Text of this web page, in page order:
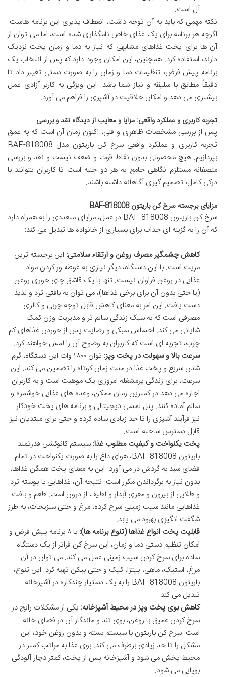
آل است.
نکته مهمی که باید به آن توجه داشت، انعطاف پذیری این برنامه هاست.
اگرچه هر برنامه برای یک غذای خاص نامگذاری شده است، اما می توان از
آن ها برای پخت غذاهای مشابهی که نیاز به دما و زمان پخت نزدیک
دارند، استفاده کرد. همچنین، این امکان وجود دارد که پس از انتخاب یک
برنامه پیش فرض، تنظیمات دما و زمان را به صورت دستی تغییر داد تا
دقیقاً مطابق با سلیقه و نیاز شما باشد. این ویژگی به کاربر آزادی عمل
بیشتری می دهد و امکان خلاقیت در آشپزی را فراهم می آورد.
تجربه کاربری و عملکرد واقعی: مزایا و معایب از دیدگاه نقد و بررسی
پس از بررسی مشخصات ظاهری و فنی، اکنون زمان آن است که به عمق
تجربه کاربری و عملکرد واقعی سرخ کن باریتون مدل BAF-818008
بپردازیم. هیچ محصولی بدون نقاط قوت و ضعف نیست و نقد و بررسی
منصفانه مستلزم نگاهی جامع به هر دو جنبه است تا کاربران بتوانند با
درکی کامل، تصمیم گیری آگاهانه داشته باشند.
مزایای برجسته سرخ کن باریتون BAF-818008
سرخ کن باریتون BAF-818008 در عمل، مزایای متعددی را به همراه دارد
که آن را به گزینه ای جذاب برای بسیاری از خانواده ها تبدیل می کند:
کاهش چشمگیر مصرف روغن و ارتقاء سلامتی: این برجسته ترین
مزیت است. با این دستگاه، دیگر نیازی به غوطه ور کردن مواد
غذایی در روغن فراوان نیست. تنها با یک قاشق چای خوری روغن
(یا حتی بدون آن برای برخی غذاها)، می توان به بافتی ترد و لذیذ
دست یافت. این امر به معنای کاهش قابل توجه چربی و کالری
مصرفی است که به سبک زندگی سالم تر و مدیریت وزن کمک
شایانی می کند. احساس سبکی و رضایت پس از خوردن غذاهای کم
چرب، تجربه ای است که کاربران به وضوح آن را لمس خواهند کرد.
سرعت بالا و سهولت در پخت وپز:
توان ۱۸۰۰ وات این دستگاه، گرم
شدن سریع و پخت غذا در مدت زمان کوتاه را تضمین می کند. این
سرعت، برای زندگی پرمشغله امروزی یک موهبت است و به کاربران
اجازه می دهد در کمترین زمان ممکن، وعده های غذایی خوشمزه و
سالم آماده کنند. پنل لمسی دیجیتالی و برنامه های پخت خودکار
نیز فرآیند آشپزی را تا حد زیادی ساده کرده و حتی برای مبتدیان نیز
قابل دسترس ساخته است.
پخت یکنواخت و کیفیت مطلوب غذا: سیستم کانوکشن قدرتمند
باریتون BAF-818008، هوای داغ را به صورت یکنواخت در تمام
فضای سبد به گردش در می آورد. این به معنای پخت همگن غذاها،
بدون نیاز به برگرداندن مکرر است. نتیجه آن، غذاهایی با پوسته ترد
و طلایی از بیرون و مغزی آبدار و لطیف از درون است. طعم و بافت
غذاهایی مانند سیب زمینی سرخ کرده، مرغ و حتی سبزیجات، به طرز
شگفت انگیزی بهبود می یابد.
قابلیت پخت انواع غذاها (تنوع برنامه ها):
با ۸ برنامه پیش فرض و
امکان تنظیم دستی دما و زمان، این سرخ کن فراتر از یک دستگاه
ساده برای سرخ کردن سیب زمینی عمل می کند. می توان در آن
مرغ، استیک، ماهی، پیتزا، کیک و حتی بیکن تهیه کرد. این تنوع،
باریتون BAF-818008 را به یک دستیار چندکاره در آشپزخانه
تبدیل می کند.
کاهش بوی پخت وپز در محیط آشپزخانه: یکی از مشکلات رایج در
سرخ کردن عمیق با روغن، بوی تند و ماندگار آن در فضای خانه
است. سرخ کن باریتون با سیستم بسته و بدون روغن خود، این
مشکل را تا حد زیادی برطرف می کند. بوی غذا به مراتب کمتر در
محیط پخش می شود و آشپزخانه پس از پخت، کمتر دچار آلودگی
بویایی می شود.